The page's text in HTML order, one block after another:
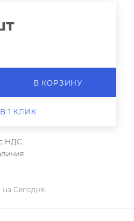
В КОРЗИНУ
1 КЛИК
НДС.
Сегодня.